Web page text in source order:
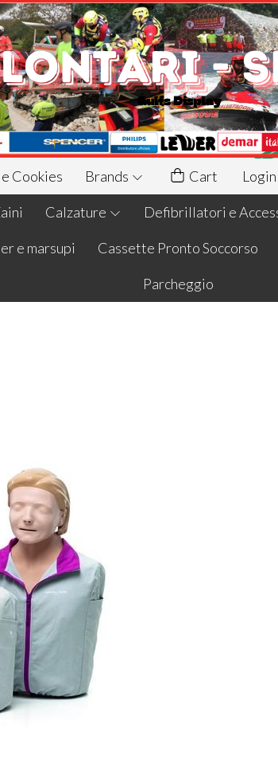
Cookies Brands Cart Login
Calzature Defibrillatori e
e marsupi Cassette Pronto Soccorso
Parcheggio